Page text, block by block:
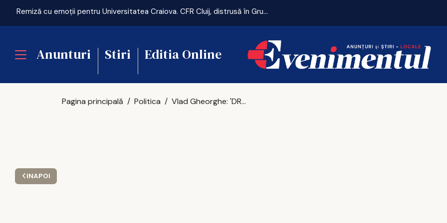
Remiză cu emoții pentru Universitatea Craiova. CFR Cluij, distrusă în Gruia!
Anunturi Stiri Editia Online
INAPOI
Pagina principală Politica Vlad Gheorghe: 'DREPT nu este făcut pentru Mircea Geoană'